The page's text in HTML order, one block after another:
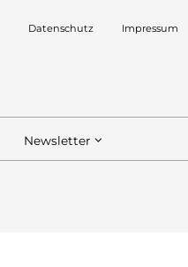
Datenschutz Impressum
Newsletter